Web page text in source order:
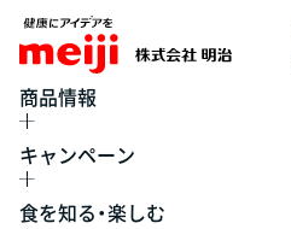
商品情報
キャンペーン
食を知る・楽しむ